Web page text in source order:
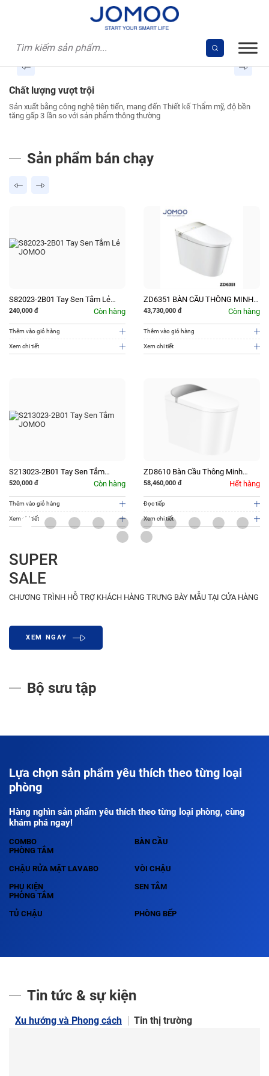
Chất lượng vượt trội
Sản xuất bằng công nghệ tiên tiến, mang đến Thiết kế Thẩm mỹ, độ bền
tăng gấp 3 lần so với sản phẩm thông thường
Sản phẩm bán chạy
S82023-2B01 Tay Sen Tắm Lẻ
JOMOO
240,000 đ Còn hàng
Thêm vào giỏ hàng
Xem chi tiết
S213023-2B01 Tay Sen Tắm
JOMOO
520,000 đ Còn hàng
Thêm vào giỏ hàng
Xem chi tiết
ZD6351 BÀN CẦU THÔNG MINH
JOMOO
43,730,000 đ Còn hàng
Thêm vào giỏ hàng
Xem chi tiết
ZD8610 Bàn Cầu Thông Minh
JOMOO
58,460,000 đ Hết hàng
Đọc tiếp
Xem chi tiết
SUPER
SALE
CHƯƠNG TRÌNH HỖ TRỢ KHÁCH HÀNG TRƯNG BÀY MẪU TẠI CỬA HÀNG
XEM NGAY
Bộ sưu tập
Lựa chọn sản phẩm yêu thích theo từng loại
phòng
Hàng nghìn sản phẩm yêu thích theo từng loại phòng, cùng
khám phá ngay!
COMBO
PHÒNG TẮM
BÀN CẦU
CHẬU RỬA MẶT LAVABO
VÒI CHẬU
PHỤ KIỆN
PHÒNG TẮM
SEN TẮM
TỦ CHẬU PHÒNG BẾP
Tin tức & sự kiện
Xu hướng và Phong cách Tin thị trường